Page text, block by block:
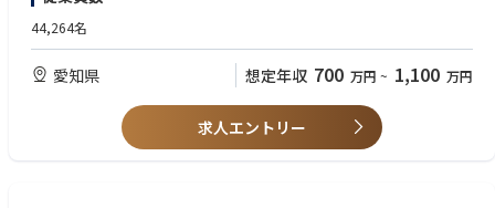
報開示委員会メンバー
・国内外子会社も含めたコンプライアンス推進、定着活動（コンプライア
ンス徹底の意識づけ、法令遵守体制の点検 など）
・国内外子会社の法務機能との連携（海外統括会社の法務機能との連携な
・内部通報制度の運用 など
能力がある。
■歓迎条件
・製造業での法務経験
・TOEIC(R)700点以上
・海外駐在のご経験
44,264名
愛知県 想定年収 700 万円 ~ 1,100 万円
求人エントリー